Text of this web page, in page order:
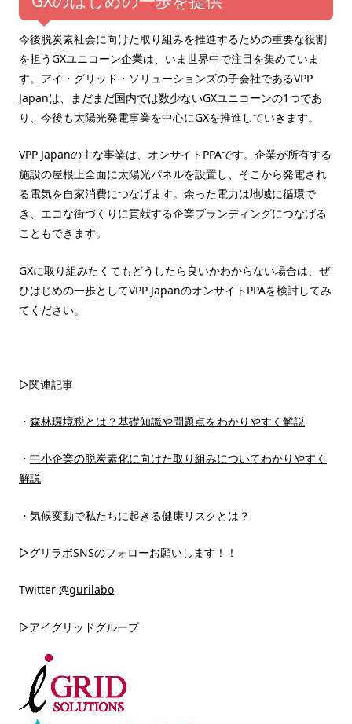
今後脱炭素社会に向けた取り組みを推進するための重要な役割
を担うGXユニコーン企業は、いま世界中で注目を集めていま
す。アイ・グリッド・ソリューションズの子会社であるVPP
Japanは、まだまだ国内では数少ないGXユニコーンの1つであ
り、今後も太陽光発電事業を中心にGXを推進していきます。
VPP Japanの主な事業は、オンサイトPPAです。企業が所有する
施設の屋根上全面に太陽光パネルを設置し、そこから発電され
る電気を自家消費につなげます。余った電力は地域に循環で
き、エコな街づくりに貢献する企業ブランディングにつなげる
こともできます。
GXに取り組みたくてもどうしたら良いかわからない場合は、ぜ
ひはじめの一歩としてVPP JapanのオンサイトPPAを検討してみ
てください。
▷関連記事
・ 森林環境税とは？基礎知識や問題点をわかりやすく解説
・ 中小企業の脱炭素化に向けた取り組みについてわかりやすく
解説
・ 気候変動で私たちに起きる健康リスクとは？
▷グリラボSNSのフォローお願いします！！
Twitter @gurilabo
▷アイグリッドグループ